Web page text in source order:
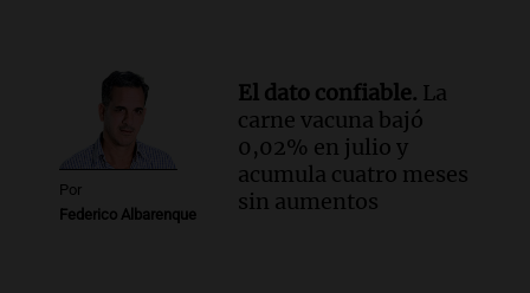
el actual secretario general de la
Conferencia Episcopal Argentina.
Noticias Rosario
Episodios
Por
Federico Albarenque
El dato confiable. La
carne vacuna bajó
0,02% en julio y
acumula cuatro meses
sin aumentos